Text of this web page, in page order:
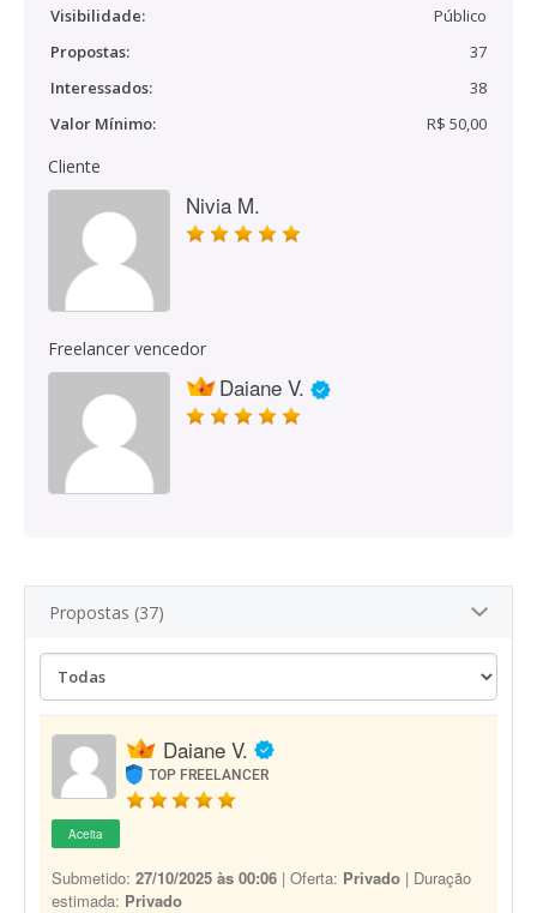
Visibilidade:
Público
Propostas:
37
Interessados:
38
Valor Mínimo:
R$ 50,00
Cliente
Nivia M.
Freelancer vencedor
Daiane V.
Propostas (37)
Daiane V.
TOP FREELANCER
Aceita
Submetido: 27/10/2025 às 00:06 | Oferta: Privado | Duração
estimada: Privado